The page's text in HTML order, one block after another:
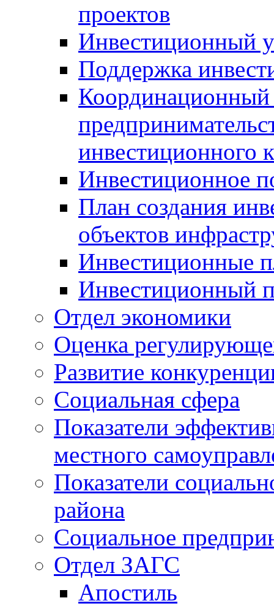
проектов
Инвестиционный
Поддержка
Координационный
инвестиционного
Инвестиционное
План создания
объектов
Инвестиционные
Инвестиционный
Отдел экономики
Оценка
Развитие
Социальная сфера
Показатели
местного
Показатели
района
Социальное
Отдел ЗАГС
Апостиль